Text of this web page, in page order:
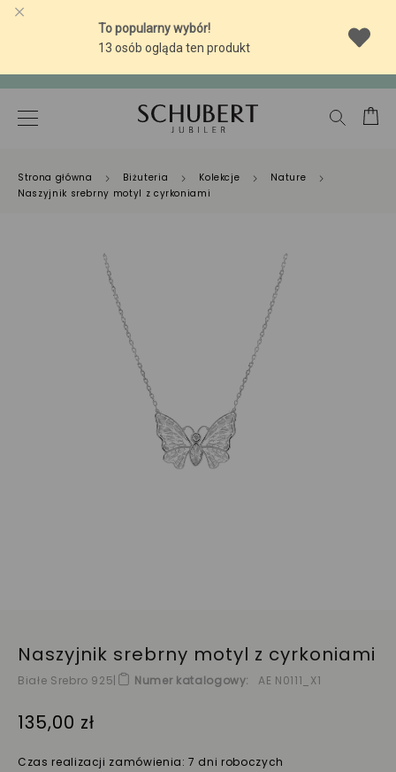
-10% NA SREBRNĄ BIŻUTERIĘ Z BURSZTYNEM
Strona główna Biżuteria Kolekcje
Nature
Naszyjnik srebrny motyl z cyrkoniami
Naszyjnik srebrny motyl z cyrkoniami
Białe Srebro 925| Numer katalogowy AE N0111_X1
135,00 zł
Czas realizacji zamówienia: 7 dni roboczych